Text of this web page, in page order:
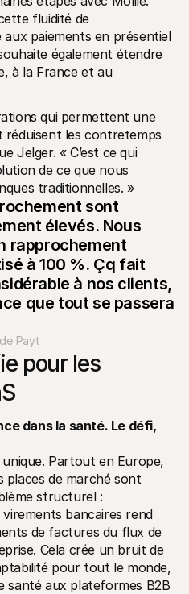
fluidité de
paiements en présentiel
également étendre
à la France et au
qui permettent une
réduisent les contretemps
Jelger. « C’est ce qui
de ce que nous
traditionnelles. »
sont
élevés. Nous
rapprochement
à 100 %. Çq fait
à nos clients,
que tout se passera
Payt
pour les
dans la santé. Le défi,
unique. Partout en Europe,
places de marché sont
structurel :
bancaires rend
de factures du flux de
Cela crée un bruit de
pour tout le monde,
santé aux plateformes B2B